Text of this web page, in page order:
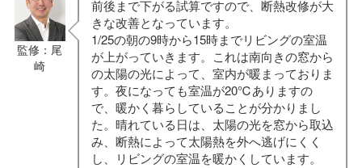
監修：尾
崎
前後まで下がる試算ですので、断熱改修が大
きな改善となっています。
1/25の朝の9時から15時までリビングの室温
が上がっていきます。これは南向きの窓から
の太陽の光によって、室内が暖まっておりま
す。夜になっても室温が20℃ありますの
で、暖かく暮らしていることが分かりまし
た。晴れている日は、太陽の光を窓から取込
み、断熱によって太陽熱を外へ逃げにくく
し、リビングの室温を暖かくしています。